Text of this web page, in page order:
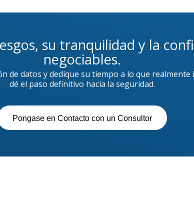
su tranquilidad y la
negociables.
de datos y dedique su tiempo a lo que
dé el paso definitivo hacia la seguridad.
Pongase en Contacto con un Consultor